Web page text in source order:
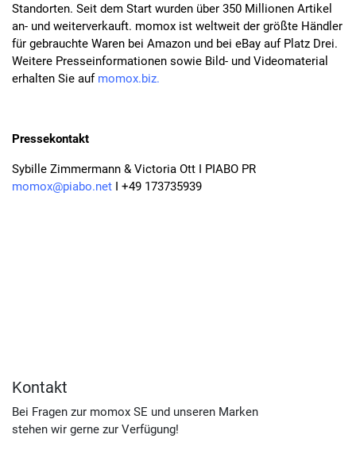
Standorten. Seit dem Start wurden über 350 Millionen Artikel
an- und weiterverkauft. momox ist weltweit der größte Händler
für gebrauchte Waren bei Amazon und bei eBay auf Platz Drei.
Weitere Presseinformationen sowie Bild- und Videomaterial
erhalten Sie auf momox.biz.
Pressekontakt
Sybille Zimmermann & Victoria Ott I PIABO PR
momox@piabo.net I +49 173735939
Kontakt
Bei Fragen zur momox SE und unseren Marken
stehen wir gerne zur Verfügung!